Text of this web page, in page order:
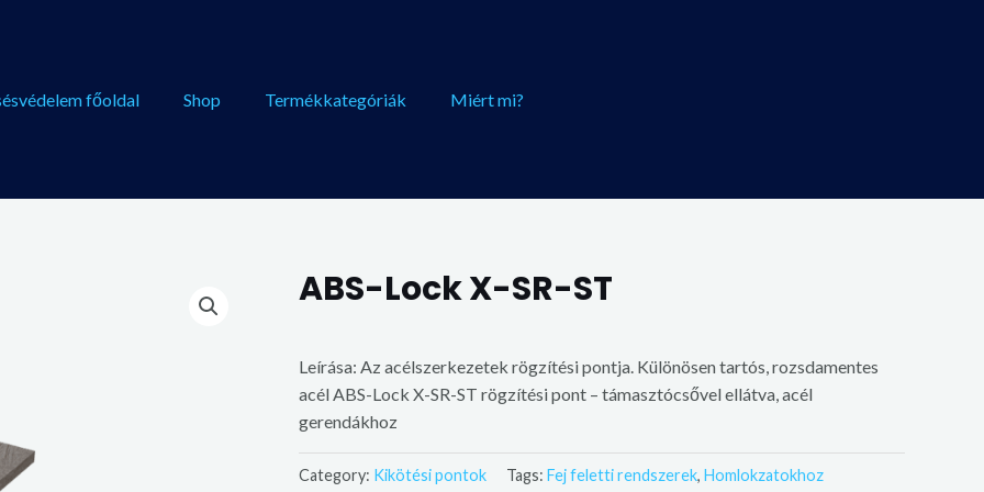
főoldal
Shop Termékkategóriák Miért mi?
ABS-Lock X-SR-ST
Leírása: Az acélszerkezetek rögzítési pontja. Különösen tartós, rozsdamentes
acél ABS-Lock X-SR-ST rögzítési pont – támasztócsővel ellátva, acél
gerendákhoz
Category: Kikötési pontok Tags: Fej feletti rendszerek, Homlokzatokhoz